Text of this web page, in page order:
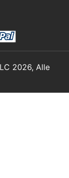
2026, Alle